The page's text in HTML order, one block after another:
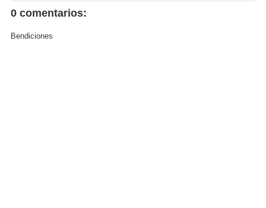
0 comentarios:
Bendiciones